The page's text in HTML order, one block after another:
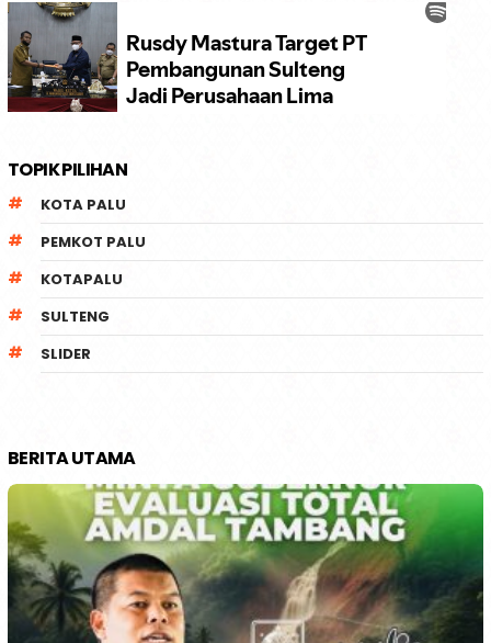
TOPIK PILIHAN
KOTA PALU
PEMKOT PALU
KOTAPALU
SULTENG
SLIDER
BERITA UTAMA